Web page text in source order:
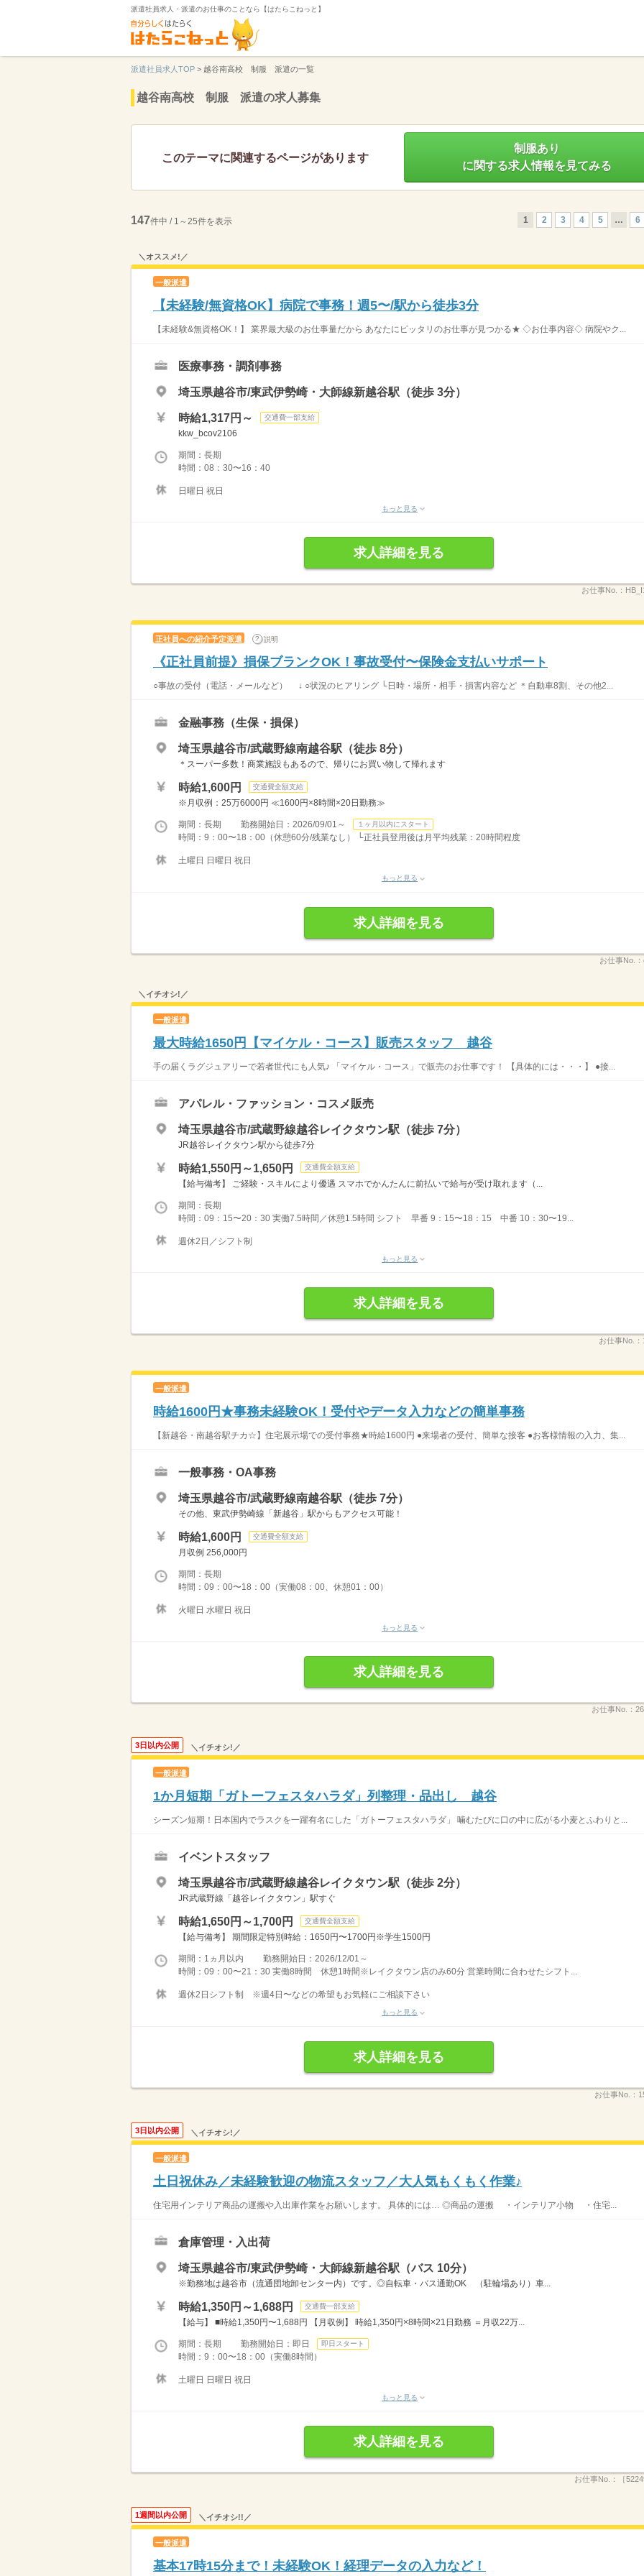
派遣社員求人・派遣のお仕事のことなら【はたらこねっと】
派遣社員求人TOP > 越谷南高校 制服 派遣の一覧
越谷南高校 制服 派遣の求人募集
このテーマに関連するページがあります
制服あり
に関する求人情報を見てみる
147件中 / 1～25件を表示 1 2 3 4 5 … 6
＼オススメ!／
一般派遣
【未経験/無資格OK】病院で事務！週5〜/駅から徒歩3分
【未経験&無資格OK！】 業界最大級のお仕事量だから あなたにピッタリのお仕事が見つかる★ ◇お仕事内容◇ 病院やク...
医療事務・調剤事務
埼玉県越谷市/東武伊勢崎・大師線新越谷駅（徒歩 3分）
時給1,317円～ 交通費一部支給
kkw_bcov2106
期間：長期
時間：08：30〜16：40
日曜日 祝日
もっと見る
求人詳細を見る
お仕事No.：
正社員への紹介予定派遣 説明
《正社員前提》損保ブランクOK！事故受付〜保険金支払いサポート
○事故の受付（電話・メールなど） ↓ ○状況のヒアリング └日時・場所・相手・損害内容など ＊自動車8割、その他2...
金融事務（生保・損保）
埼玉県越谷市/武蔵野線南越谷駅（徒歩 8分）
＊スーパー多数！商業施設もあるので、帰りにお買い物して帰れます
時給1,600円 交通費全額支給
※月収例：25万6000円 ≪1600円×8時間×20日勤務≫
期間：長期 勤務開始日：2026/09/01～ １ヶ月以内にスタート
時間：9：00〜18：00（休憩60分/残業なし） └正社員登用後は月平均残業：20時間程度
土曜日 日曜日 祝日
もっと見る
求人詳細を見る
お仕事No.：
＼イチオシ!／
一般派遣
最大時給1650円【マイケル・コース】販売スタッフ 越谷
手の届くラグジュアリーで若者世代にも人気♪ 「マイケル・コース」で販売のお仕事です！ 【具体的には・・・】 ●接...
アパレル・ファッション・コスメ販売
埼玉県越谷市/武蔵野線越谷レイクタウン駅（徒歩 7分）
JR越谷レイクタウン駅から徒歩7分
時給1,550円～1,650円 交通費全額支給
【給与備考】 ご経験・スキルにより優遇 スマホでかんたんに前払いで給与が受け取れます（...
期間：長期
時間：09：15〜20：30 実働7.5時間／休憩1.5時間 シフト 早番 9：15〜18：15 中番 10：30〜19...
週休2日／シフト制
もっと見る
求人詳細を見る
お仕事No.：
一般派遣
時給1600円★事務未経験OK！受付やデータ入力などの簡単事務
【新越谷・南越谷駅チカ☆】住宅展示場での受付事務★時給1600円 ●来場者の受付、簡単な接客 ●お客様情報の入力、集...
一般事務・OA事務
埼玉県越谷市/武蔵野線南越谷駅（徒歩 7分）
その他、東武伊勢崎線「新越谷」駅からもアクセス可能！
時給1,600円 交通費全額支給
月収例 256,000円
期間：長期
時間：09：00〜18：00（実働08：00、休憩01：00）
火曜日 水曜日 祝日
もっと見る
求人詳細を見る
お仕事No.：
3日以内公開 ＼イチオシ!／
一般派遣
1か月短期「ガトーフェスタハラダ」列整理・品出し 越谷
シーズン短期！日本国内でラスクを一躍有名にした「ガトーフェスタハラダ」 噛むたびに口の中に広がる小麦とふわりと...
イベントスタッフ
埼玉県越谷市/武蔵野線越谷レイクタウン駅（徒歩 2分）
JR武蔵野線「越谷レイクタウン」駅すぐ
時給1,650円～1,700円 交通費全額支給
【給与備考】 期間限定特別時給：1650円〜1700円※学生1500円
期間：1ヵ月以内 勤務開始日：2026/12/01～
時間：09：00〜21：30 実働8時間 休憩1時間※レイクタウン店のみ60分 営業時間に合わせたシフト...
週休2日シフト制 ※週4日〜などの希望もお気軽にご相談下さい
もっと見る
求人詳細を見る
お仕事No.：
3日以内公開 ＼イチオシ!／
一般派遣
土日祝休み／未経験歓迎の物流スタッフ／大人気もくもく作業♪
住宅用インテリア商品の運搬や入出庫作業をお願いします。 具体的には… ◎商品の運搬 ・インテリア小物 ・住宅...
倉庫管理・入出荷
埼玉県越谷市/東武伊勢崎・大師線新越谷駅（バス 10分）
※勤務地は越谷市（流通団地卸センター内）です。◎自転車・バス通勤OK （駐輪場あり）車...
時給1,350円～1,688円 交通費一部支給
【給与】 ■時給1,350円〜1,688円 【月収例】 時給1,350円×8時間×21日勤務 ＝月収22万...
期間：長期 勤務開始日：即日 即日スタート
時間：9：00〜18：00（実働8時間）
土曜日 日曜日 祝日
もっと見る
求人詳細を見る
お仕事No.： ［
1週間以内公開 ＼イチオシ!!／
一般派遣
基本17時15分まで！未経験OK！経理データの入力など！